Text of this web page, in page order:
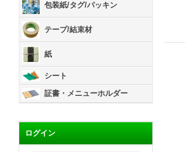
包装紙/タグ/パッキン
テープ/結束材
紙
シート
証書・メニューホルダー
ログイン